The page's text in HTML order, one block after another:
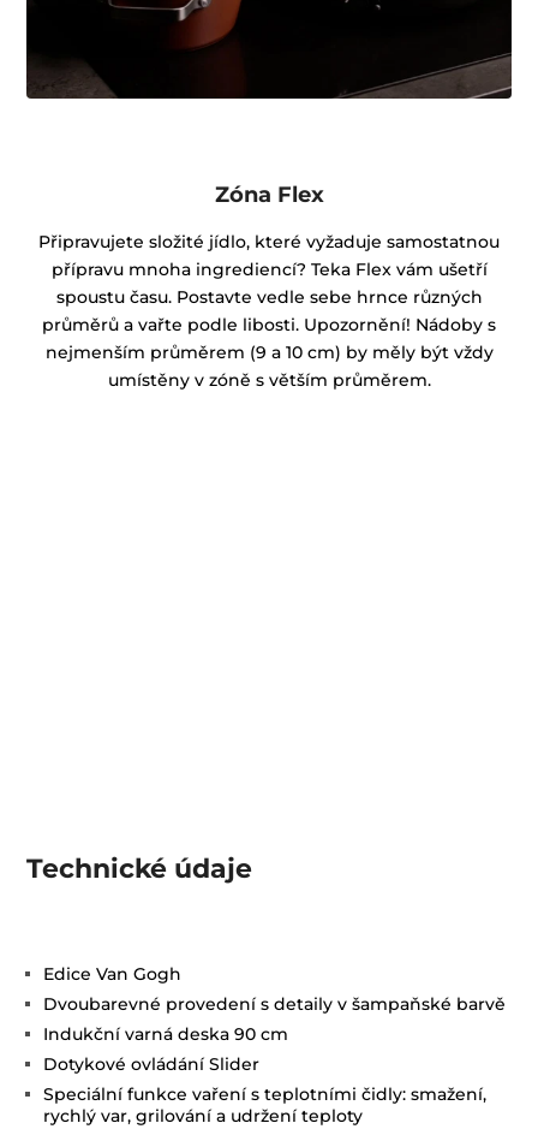
Zóna Flex
Připravujete složité jídlo, které vyžaduje samostatnou
přípravu mnoha ingrediencí? Teka Flex vám ušetří
spoustu času. Postavte vedle sebe hrnce různých
průměrů a vařte podle libosti. Upozornění! Nádoby s
nejmenším průměrem (9 a 10 cm) by měly být vždy
umístěny v zóně s větším průměrem.
Technické údaje
Edice Van Gogh
Dvoubarevné provedení s detaily v šampaňské barvě
Indukční varná deska 90 cm
Dotykové ovládání Slider
Speciální funkce vaření s teplotními čidly: smažení,
rychlý var, grilování a udržení teploty